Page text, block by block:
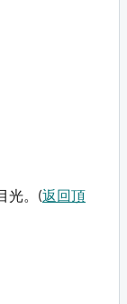
光。(返回頂